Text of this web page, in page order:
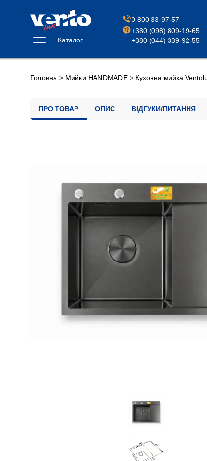
Каталог
0 800 33-97-57
+380 (098) 809-19-65
+380 (044) 339-92-55
Головна > Мийки HANDMADE> Кухонна мийка
ПРО ТОВАР ОПИС ВІДГУКИ/ПИТАННЯ